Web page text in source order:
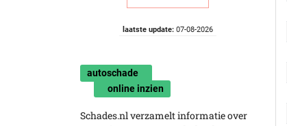
laatste update:07-08-2026
autoschade
online inzien
Schades.nl verzamelt informatie over